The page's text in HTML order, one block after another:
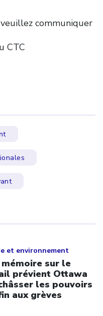
communiquer
CTC
et environnement
mémoire sur le
prévient Ottawa
les pouvoirs
aux grèves